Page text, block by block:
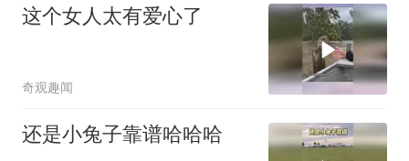
这个女人太有爱心了
奇观趣闻
还是小兔子靠谱哈哈哈